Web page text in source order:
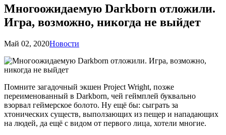
Многоожидаемую Darkborn отложили.
Игра, возможно, никогда не выйдет
Май 02, 2020Новости
Помните загадочный экшен Project Wright, позже
переименованный в Darkborn, чей геймплей буквально
взорвал геймерское болото. Ну ещё бы: сыграть за
хтонических существ, выползающих из пещер и нападающих
на людей, да ещё с видом от первого лица, хотели многие.